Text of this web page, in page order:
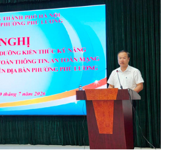
kế bài bản, hướng tới đối tượng là toàn
chức, viên chức và người lao động
các cơ quan, đơn vị, phòng ban
phường.